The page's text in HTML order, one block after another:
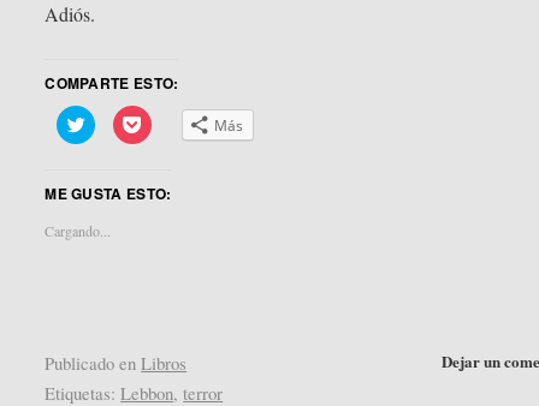
Adiós.
COMPARTE ESTO:
Haz
clic
Twitter
abre
en
Haz
clic
Pocket
Más
ME GUSTA ESTO:
Cargando...
Dejar un
Publicado en Libros
Etiquetas: Lebbon,terror